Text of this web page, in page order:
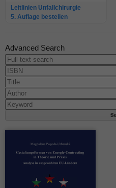
Leitlinien Unfallchirurgie
5. Auflage bestellen
Advanced Search